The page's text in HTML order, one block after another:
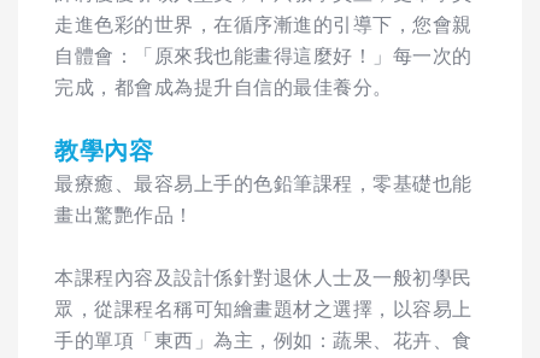
走進色彩的世界，在循序漸進的引導下，您會親
自體會：「原來我也能畫得這麼好！」每一次的
完成，都會成為提升自信的最佳養分。
教學內容
最療癒、最容易上手的色鉛筆課程，零基礎也能
畫出驚艷作品！
本課程內容及設計係針對退休人士及一般初學民
眾，從課程名稱可知繪畫題材之選擇，以容易上
手的單項「東西」為主，例如：蔬果、花卉、食